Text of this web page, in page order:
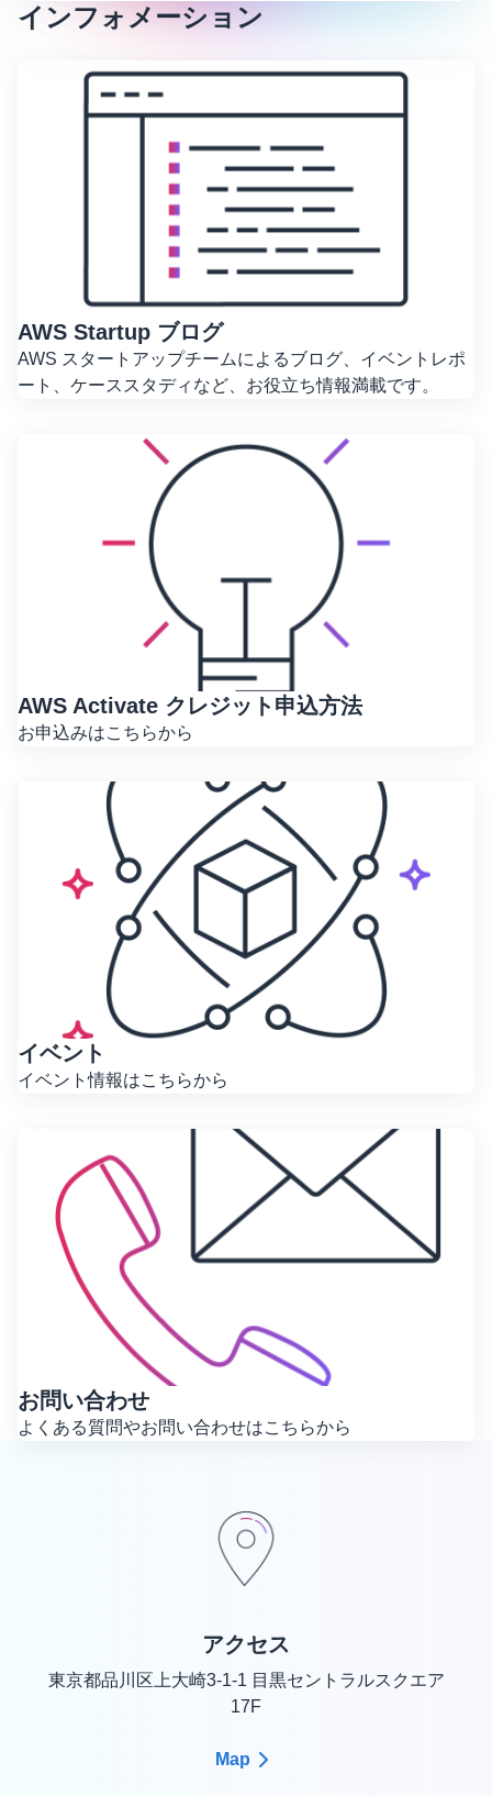
インフォメーション
AWS Startup ブログ
AWS スタートアップチームによるブログ、イベントレポ
ート、ケーススタディなど、お役立ち情報満載です。
AWS Activate クレジット申込方法
お申込みはこちらから
イベント
イベント情報はこちらから
お問い合わせ
よくある質問やお問い合わせはこちらから
アクセス
東京都品川区上大崎3-1-1 目黒セントラルスクエア
17F
Map